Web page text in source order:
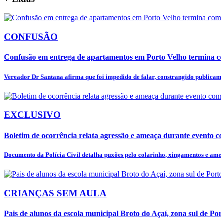
CONFUSÃO
Confusão em entrega de apartamentos em Porto Velho termina
Vereador Dr Santana afirma que foi impedido de falar, constrangido
EXCLUSIVO
Boletim de ocorrência relata agressão e ameaça durante evento
Documento da Polícia Civil detalha puxões pelo colarinho, xingamentos e
CRIANÇAS SEM AULA
Pais de alunos da escola municipal Broto do Açaí, zona sul de